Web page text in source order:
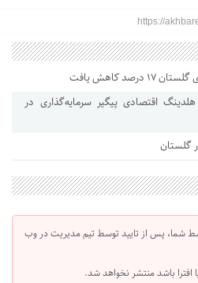
https://
کاهش یافت
استاندار: بابک زنجانی با ۱۱ هلدینگ اقتصادی پیگیر سرمایه‌گذاری در
شما، پس از تایید توسط تیم مدیریت در وب
باشد منتشر نخواهد شد.